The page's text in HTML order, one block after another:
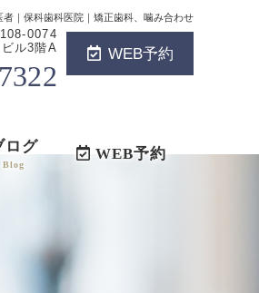
｜保科歯科医院｜矯正歯科、噛み合わせ
0074
ル3階A
WEB予約
ログ
Blog
WEB予約